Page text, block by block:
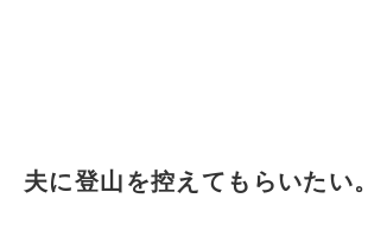
夫に登山を控えてもらいたい。